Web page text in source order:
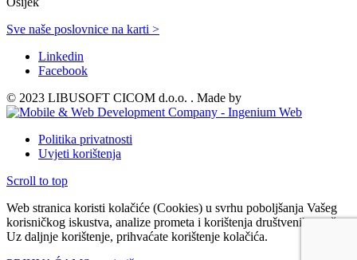
Sve naše poslovnice na karti >
Linkedin
Facebook
© 2023 LIBUSOFT CICOM d.o.o. . Made by
Politika privatnosti
Uvjeti korištenja
Scroll to top
Web stranica koristi kolačiće (Cookies) u svrhu poboljšanja Vašeg
korisničkog iskustva, analize prometa i korištenja društvenih mreža.
Uz daljnje korištenje, prihvaćate korištenje kolačića.